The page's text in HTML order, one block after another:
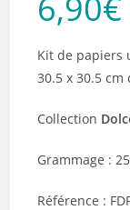
Kit de papiers
30.5 x 30.5
Collection
Grammage :
Référence :